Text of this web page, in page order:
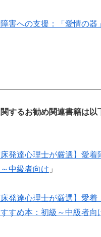
害への支援：「愛情の器
するお勧め関連書籍は以
床発達心理士が厳選】愛着
中級者向け 」
床発達心理士が厳選】愛着
すめ本：初級～中級者向